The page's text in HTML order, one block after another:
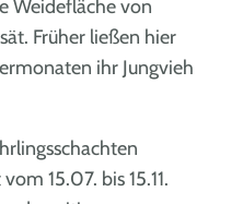
Weidefläche von
Früher ließen hier
ihr Jungvieh
15.07. bis 15.11.